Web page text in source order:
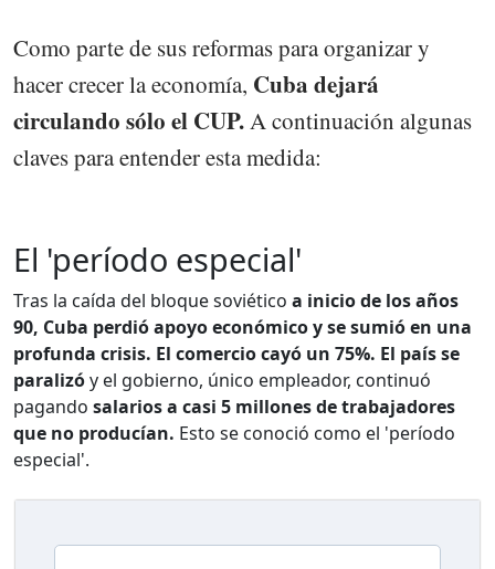
Como parte de sus reformas para organizar y
hacer crecer la economía, Cuba dejará
circulando sólo el CUP.A continuación algunas
claves para entender esta medida:
El 'período especial'
Tras la caída del bloque soviético a inicio de los años
90, Cuba perdió apoyo económico y se sumió en una
profunda crisis. El comercio cayó un 75%. El país se
paralizóy el gobierno, único empleador, continuó
pagando salarios a casi 5 millones de trabajadores
que no producían. Esto se conoció como el 'período
especial'.